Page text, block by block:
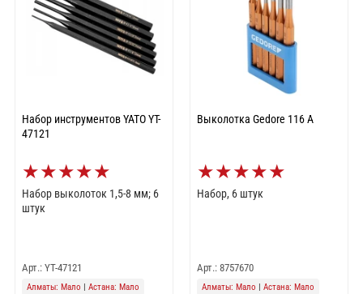
Набор инструментов YATO YT-
47121
★★★★★
Набор выколоток 1,5-8 мм; 6
штук
Арт.: YT-47121
Алматы: Мало Астана: Мало
Выколотка Gedore 116 A
★★★★★
Набор, 6 штук
Арт.: 8757670
Алматы: Мало Астана: Мало